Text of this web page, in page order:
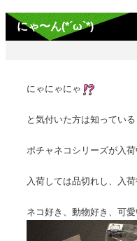
にゃ〜ん(*´ω`*)
にゃにゃにゃ
と気付いた方は知っている
ポチャネコシリーズが入
入荷しては品切れし、入
ネコ好き、動物好き、可